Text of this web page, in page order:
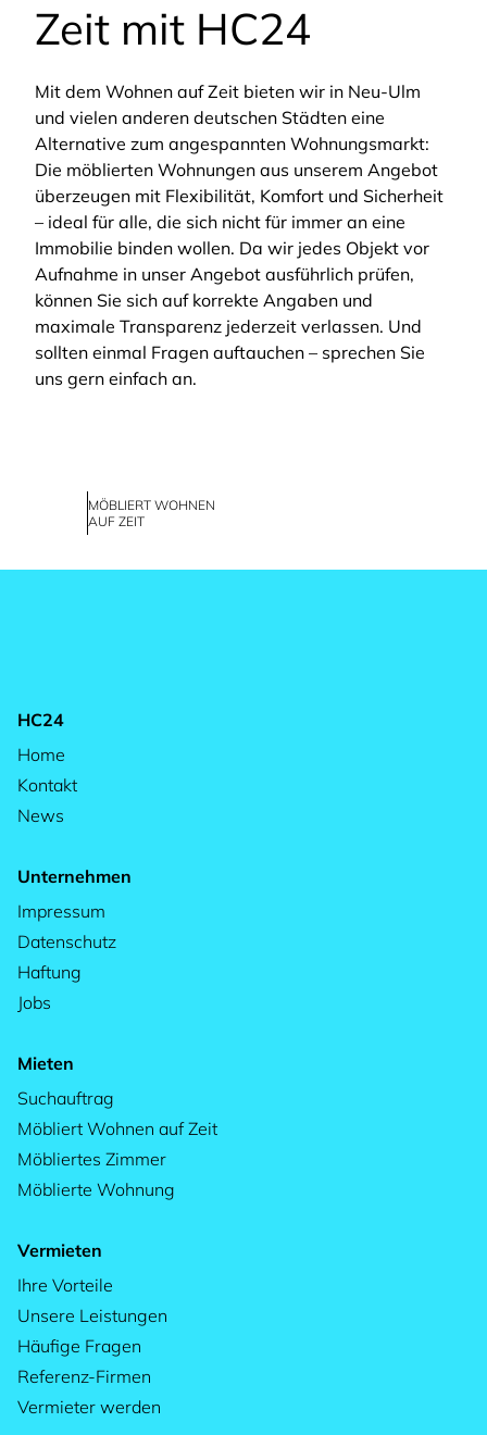
Zeit mit HC24
Mit dem Wohnen auf Zeit bieten wir in Neu-Ulm
und vielen anderen deutschen Städten eine
Alternative zum angespannten Wohnungsmarkt:
Die möblierten Wohnungen aus unserem Angebot
überzeugen mit Flexibilität, Komfort und Sicherheit
– ideal für alle, die sich nicht für immer an eine
Immobilie binden wollen. Da wir jedes Objekt vor
Aufnahme in unser Angebot ausführlich prüfen,
können Sie sich auf korrekte Angaben und
maximale Transparenz jederzeit verlassen. Und
sollten einmal Fragen auftauchen – sprechen Sie
uns gern einfach an.
MÖBLIERT WOHNEN
AUF ZEIT
HC24
Home
Kontakt
News
Unternehmen
Impressum
Datenschutz
Haftung
Jobs
Mieten
Suchauftrag
Möbliert Wohnen auf Zeit
Möbliertes Zimmer
Möblierte Wohnung
Vermieten
Ihre Vorteile
Unsere Leistungen
Häufige Fragen
Referenz-Firmen
Vermieter werden